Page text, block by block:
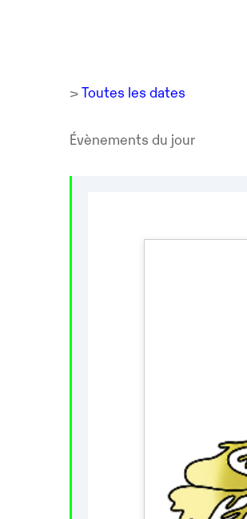
> Toutes les dates
Évènements du jour